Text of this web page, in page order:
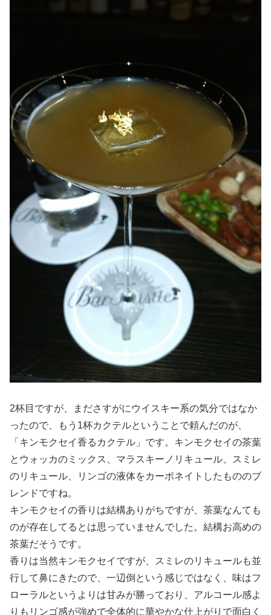
2杯目ですが、まださすがにウイスキー系の気分ではなか
ったので、もう1杯カクテルということで頼んだのが、
「キンモクセイ香るカクテル」です。キンモクセイの茶葉
とウォッカのミックス、マラスキーノリキュール、スミレ
のリキュール、リンゴの液体をカーボネイトしたもののブ
レンドですね。
キンモクセイの香りは結構ありがちですが、茶葉なんても
のが存在してるとは思っていませんでした。結構お高めの
茶葉だそうです。
香りは当然キンモクセイですが、スミレのリキュールも並
行して鼻にきたので、一辺倒という感じではなく、味はフ
ローラルというよりは甘みが勝っており、アルコール感よ
りもリンゴ感が強めで全体的に華やかな仕上がりで面白く